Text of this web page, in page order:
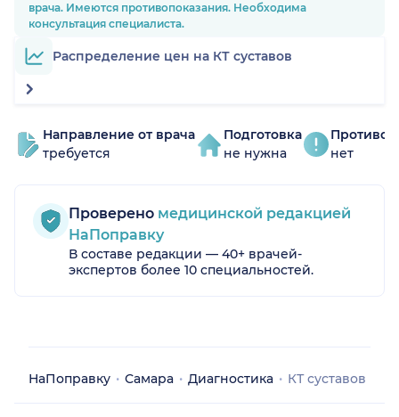
врача. Имеются противопоказания. Необходима
консультация специалиста.
Распределение цен на КТ суставов
Направление от врача
требуется
Подготовка
не нужна
нет
Проверено медицинской редакцией
НаПоправку
В составе редакции — 40+ врачей-
экспертов более 10 специальностей.
НаПоправку Самара Диагностика КТ суставов